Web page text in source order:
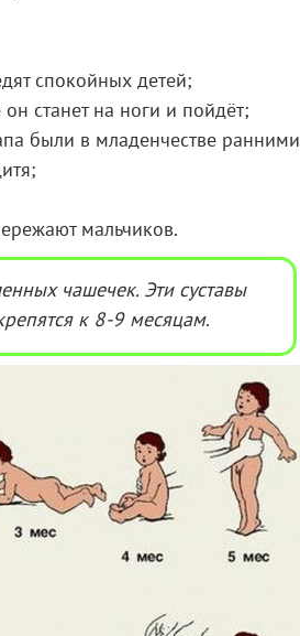
спокойных детей;
станет на ноги и пойдёт;
были в младенчестве ранними
мальчиков.
чашечек. Эти суставы
к 8-9 месяцам.